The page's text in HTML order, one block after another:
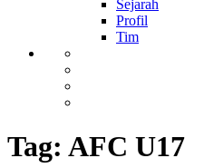
Sejarah
Profil
Tim
Tag: AFC U17